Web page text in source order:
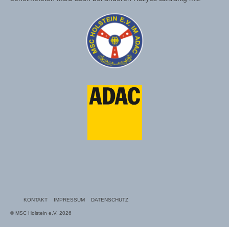
HOLSTEN RALLYE
KONTAKT IMPRESSUM DATENSCHUTZ
© MSC Holstein e.V. 2026